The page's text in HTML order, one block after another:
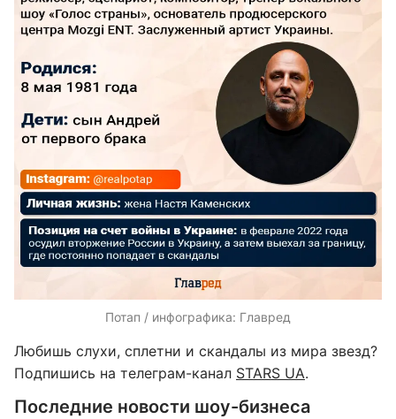
Потап / инфографика: Главред
Любишь слухи, сплетни и скандалы из мира звезд?
Подпишись на телеграм-канал STARS UA.
Последние новости шоу-бизнеса